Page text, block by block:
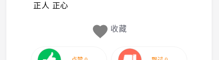
正人 正心
收藏